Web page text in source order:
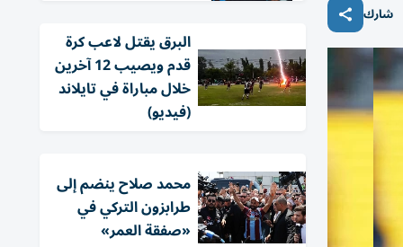
شارك
البرق يقتل لاعب كرة
قدم ويصيب 12 آخرين
خلال مباراة في تايلاند
(فيديو)
محمد صلاح ينضم إلى
طرابزون التركي في
«صفقة العمر»